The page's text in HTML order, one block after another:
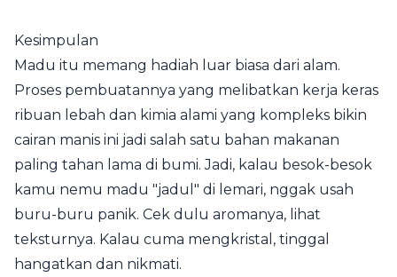
Kesimpulan
Madu itu memang hadiah luar biasa dari alam.
Proses pembuatannya yang melibatkan kerja keras
ribuan lebah dan kimia alami yang kompleks bikin
cairan manis ini jadi salah satu bahan makanan
paling tahan lama di bumi. Jadi, kalau besok-besok
kamu nemu madu "jadul" di lemari, nggak usah
buru-buru panik. Cek dulu aromanya, lihat
teksturnya. Kalau cuma mengkristal, tinggal
hangatkan dan nikmati.